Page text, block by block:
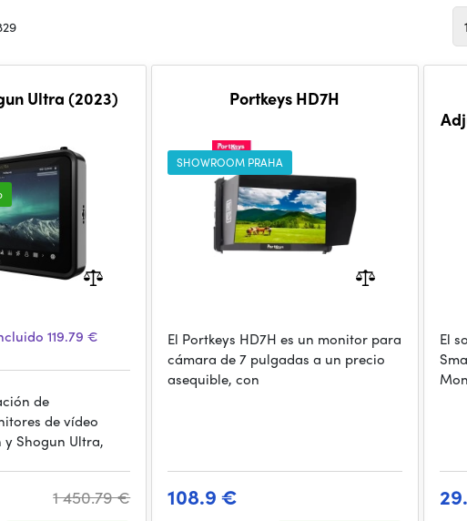
1
Ultra (2023)
119.79 €
de
de vídeo
y Shogun Ultra,
1 450.79 €
Portkeys HD7H
SHOWROOM PRAHA
El Portkeys HD7H es un monitor para
cámara de 7 pulgadas a un precio
asequible, con
108.9 €
El